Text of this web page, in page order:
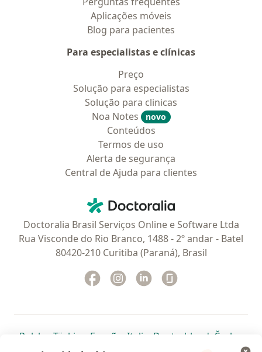
Aplicações móveis
Blog para pacientes
Para especialistas e clínicas
Preço
Solução para especialistas
Solução para clinicas
Noa Notes
novo
Conteúdos
Termos de uso
Alerta de segurança
Central de Ajuda para clientes
Doctoralia - Homepage
Doctoralia Brasil Serviços Online e Software Ltda
Rua Visconde do Rio Branco, 1488 - 2º andar - Batel
80420-210 Curitiba (Paraná), Brasil
Facebook
abre num novo separador
Instagram
abre num novo separador
Linkedin
abre num novo
Polska abre num novo separador
Türkiye abre num novo separador
España abre num novo separador
Italia abre num novo
Deutschlandabre num
Česko